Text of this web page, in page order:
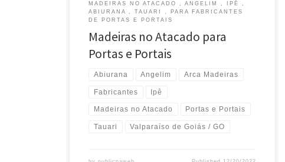
MADEIRAS NO ATACADO , ANGELIM , IPÊ ,
ABIURANA , TAUARI , PARA FABRICANTES
DE PORTAS E PORTAIS
Madeiras no Atacado para
Portas e Portais
Abiurana Angelim Arca Madeiras
Fabricantes Ipê
Madeiras no Atacado Portas e Portais
Tauari Valparaíso de Goiás / GO